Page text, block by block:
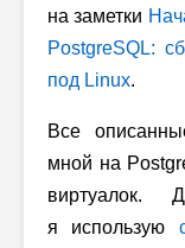
на заметки
PostgreSQL:
под Linux.
Все
мной на
виртуалок.
я использую